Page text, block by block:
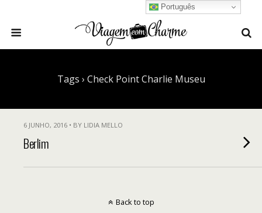
Tags › Check Point Charlie Museu
6 JUNHO, 2016 • BY LIDIA MELLO
Berlim
Português
Back to top